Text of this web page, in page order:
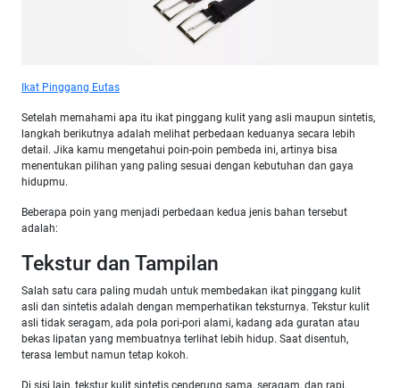
Ikat Pinggang Eutas
Setelah memahami apa itu ikat pinggang kulit yang asli maupun sintetis,
langkah berikutnya adalah melihat perbedaan keduanya secara lebih
detail. Jika kamu mengetahui poin-poin pembeda ini, artinya bisa
menentukan pilihan yang paling sesuai dengan kebutuhan dan gaya
hidupmu.
Beberapa poin yang menjadi perbedaan kedua jenis bahan tersebut
adalah:
Tekstur dan Tampilan
Salah satu cara paling mudah untuk membedakan ikat pinggang kulit
asli dan sintetis adalah dengan memperhatikan teksturnya. Tekstur kulit
asli tidak seragam, ada pola pori-pori alami, kadang ada guratan atau
bekas lipatan yang membuatnya terlihat lebih hidup. Saat disentuh,
terasa lembut namun tetap kokoh.